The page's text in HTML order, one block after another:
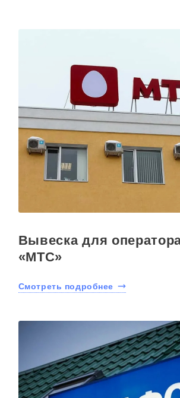
Вывеска для
«МТС»
Смотреть подробнее